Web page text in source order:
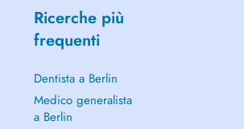
Ricerche più
frequenti
Dentista a Berlin
Medico generalista
a Berlin